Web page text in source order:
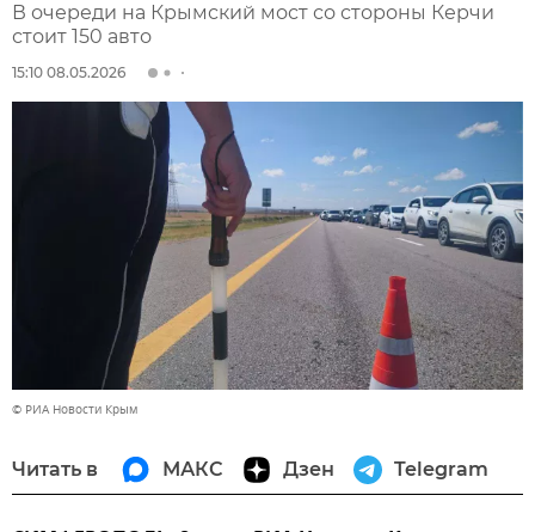
В очереди на Крымский мост со стороны Керчи
стоит 150 авто
15:10 08.05.2026
© РИА Новости Крым
Читать в МАКС Дзен Telegram